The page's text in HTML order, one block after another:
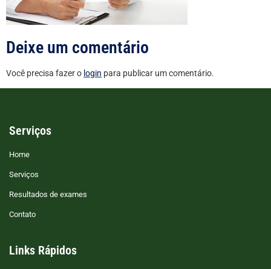
Deixe um comentário
Você precisa fazer o login para publicar um comentário.
Serviços
Home
Serviços
Resultados de exames
Contato
Links Rápidos